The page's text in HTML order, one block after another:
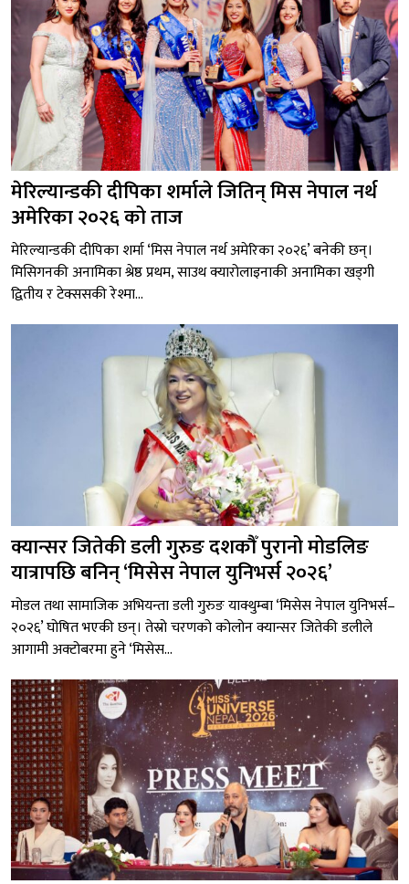
मेरिल्यान्डकी दीपिका शर्माले जितिन् मिस नेपाल नर्थ
अमेरिका २०२६ को ताज
मेरिल्यान्डकी दीपिका शर्मा ‘मिस नेपाल नर्थ अमेरिका २०२६’ बनेकी छन्।
मिसिगनकी अनामिका श्रेष्ठ प्रथम, साउथ क्यारोलाइनाकी अनामिका खड्गी
द्वितीय र टेक्ससकी रेश्मा...
क्यान्सर जितेकी डली गुरुङ दशकौँ पुरानो मोडलिङ
यात्रापछि बनिन् ‘मिसेस नेपाल युनिभर्स २०२६’
मोडल तथा सामाजिक अभियन्ता डली गुरुङ याक्थुम्बा ‘मिसेस नेपाल युनिभर्स–
२०२६’ घोषित भएकी छन्। तेस्रो चरणको कोलोन क्यान्सर जितेकी डलीले
आगामी अक्टोबरमा हुने ‘मिसेस...